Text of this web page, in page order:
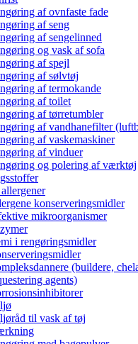
af ovnfaste fade
af seng
af sengelinned
og vask af sofa
af spejl
af sølvtøj
af termokande
af toilet
af tørretumbler
af vandhanefilter
af vaskemaskiner
af vinduer
og polering af værktøj
konserveringsmidler
mikroorganismer
i rengøringsmidler
(buildere,
agents)
til vask af tøj